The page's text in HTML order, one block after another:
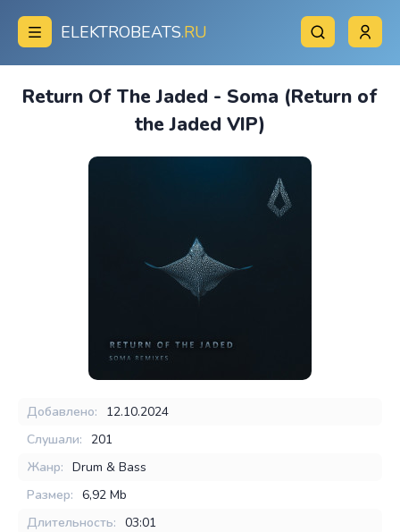
ELEKTROBEATS.RU
Return Of The Jaded - Soma (Return of
the Jaded VIP)
Добавлено:
12.10.2024
Слушали:
201
Жанр: Drum & Bass
Размер: 6,92 Mb
Длительность: 03:01